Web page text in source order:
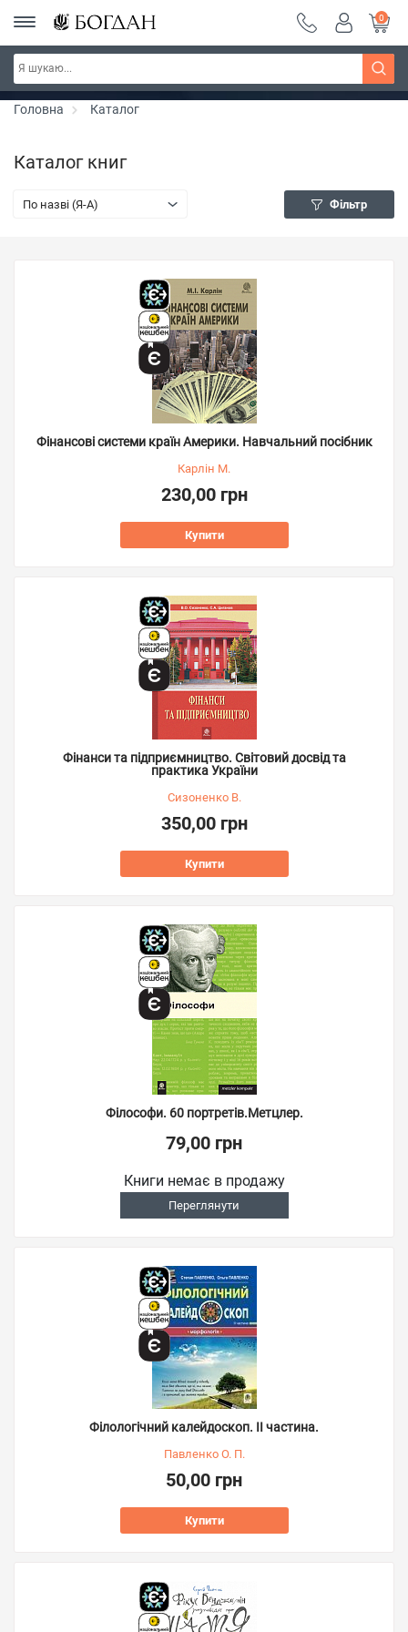
Серія "Чейзіана" ~ знижка 20%
0
Головна Каталог
Каталог книг
По назві (Я-А) Фільтр
Фінансові системи країн Америки. Навчальний посібник
Карлін М.
230,00 грн
Купити
Фінанси та підприємництво. Світовий досвід та
практика України
Сизоненко В.
350,00 грн
Купити
Філософи. 60 портретів.Метцлер.
79,00 грн
Книги немає в продажу
Переглянути
Філологічний калейдоскоп. ІІ частина.
Павленко О. П.
50,00 грн
Купити